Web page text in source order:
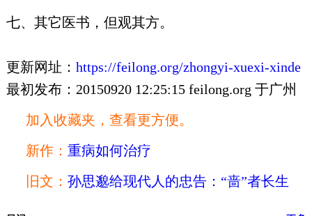
七、其它医书，但观其方。
更新网址： https://feilong.org/zhongyi-xuexi-xinde
最初发布：20150920 12:25:15 feilong.org 于广州
加入收藏夹，查看更方便。
新作： 重病如何治疗
旧文： 孙思邈给现代人的忠告：“啬”者长生